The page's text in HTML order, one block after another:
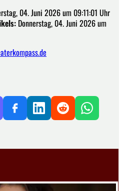
04. Juni 2026 um 09:11:01 Uhr
Donnerstag, 04. Juni 2026 um